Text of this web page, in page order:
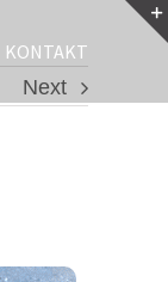
KONTAKT
Next